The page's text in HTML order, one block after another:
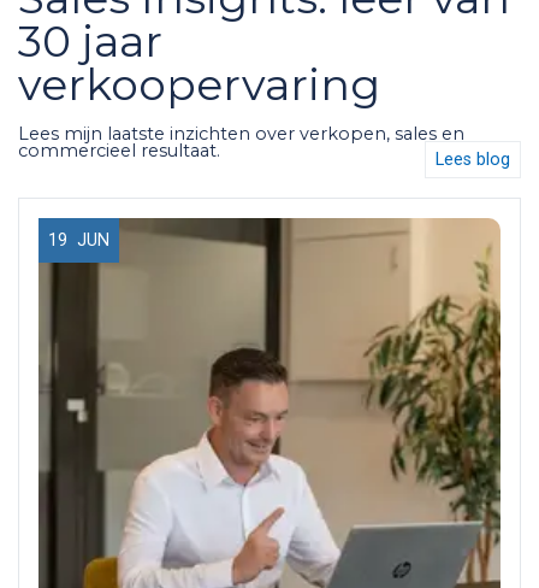
30 jaar
verkoopervaring
Lees mijn laatste inzichten over verkopen, sales en
commercieel resultaat. Lees blog
19 JUN